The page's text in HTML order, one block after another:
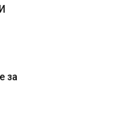
за